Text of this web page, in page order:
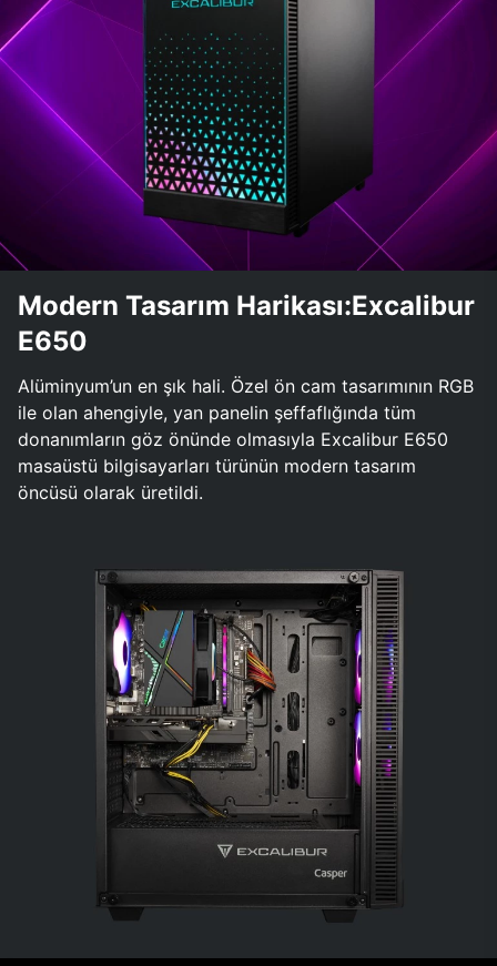
Modern Tasarım Harikası:Excalibur
E650
Alüminyum’un en şık hali. Özel ön cam tasarımının RGB
ile olan ahengiyle, yan panelin şeffaflığında tüm
donanımların göz önünde olmasıyla Excalibur E650
masaüstü bilgisayarları türünün modern tasarım
öncüsü olarak üretildi.